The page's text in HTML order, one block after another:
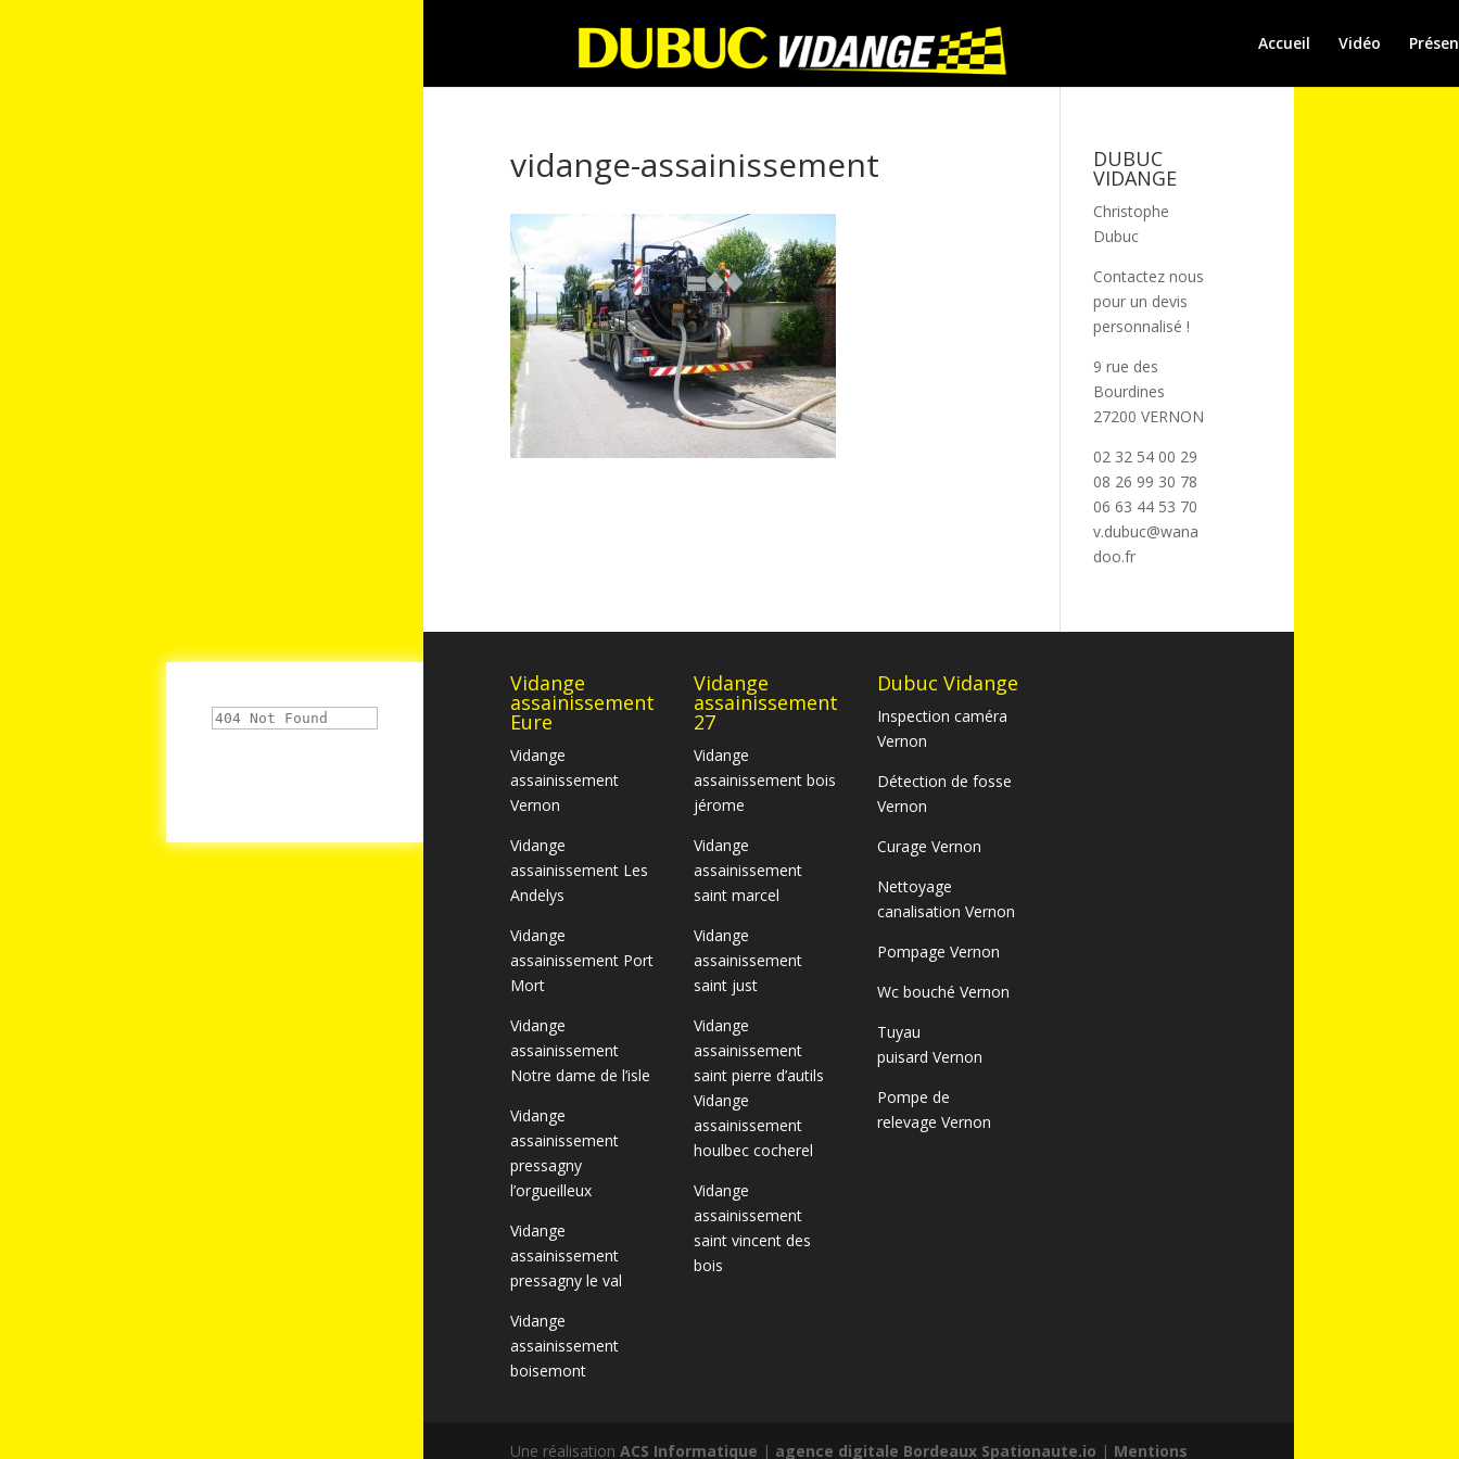
Accueil Vidéo
vidange-assainissement DUBUC
VIDANGE
Christophe
Dubuc
Contactez nous
pour un devis
personnalisé !
9 rue des
Bourdines
27200 VERNON
02 32 54 00 29
08 26 99 30 78
06 63 44 53 70
v.dubuc@wana
doo.fr
Vidange
assainissement
Eure
Vidange
assainissement
Vernon
Vidange
assainissement Les
Andelys
Vidange
assainissement Port
Mort
Vidange
assainissement
Notre dame de l’isle
Vidange
assainissement
pressagny
l’orgueilleux
Vidange
assainissement
pressagny le val
Vidange
assainissement
boisemont
Vidange
assainissement
27
Vidange
assainissement bois
jérome
Vidange
assainissement
saint marcel
Vidange
assainissement
saint just
Vidange
assainissement
saint pierre d’autils
Vidange
assainissement
houlbec cocherel
Vidange
assainissement
saint vincent des
bois
Dubuc Vidange
Inspection caméra
Vernon
Détection de fosse
Vernon
Curage Vernon
Nettoyage
canalisation Vernon
Pompage Vernon
Wc bouché Vernon
Tuyau
puisard Vernon
Pompe de
relevage Vernon
Une réalisation ACS Informatique | agence digitale Bordeaux Spationaute.io | Mentions